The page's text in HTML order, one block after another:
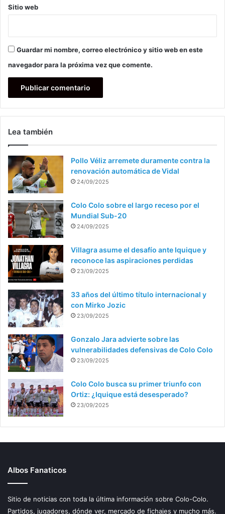
Sitio web
Guardar mi nombre, correo electrónico y sitio web en este
navegador para la próxima vez que comente.
Lea también
Pollo Véliz arremete duramente contra la
renovación automática de Vidal
24/09/2025
Colo Colo sobre el largo receso por el
Mundial Sub-20
24/09/2025
Villagra asume el desafío ante Iquique y
reconoce las aspiraciones perdidas
23/09/2025
33 años del último título internacional y
con Mirko Jozic
23/09/2025
Gonzalo Jara advierte sobre las
vulnerabilidades defensivas de Colo Colo
23/09/2025
Colo Colo busca su primer triunfo con
Ortiz: ¿Iquique está desesperado?
23/09/2025
Albos Fanaticos
Sitio de noticias con toda la última información sobre Colo-Colo.
Partidos, jugadores, dónde ver, mercado de fichajes y mucho más.